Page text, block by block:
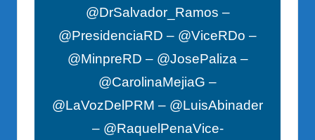
@DrSalvador_Ramos –
@PresidenciaRD – @ViceRDo –
@MinpreRD – @JosePaliza –
@CarolinaMejiaG –
@LaVozDelPRM – @LuisAbinader
– @RaquelPenaVice-